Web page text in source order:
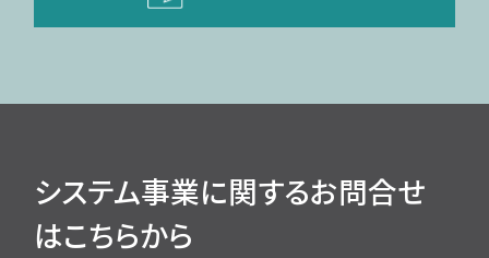
システム事業に関するお問合せ
はこちらから